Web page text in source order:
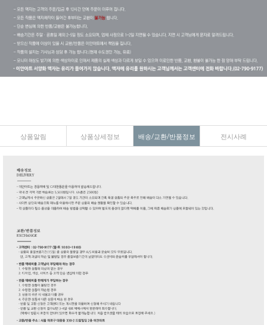
상품알림 상품상세정보 배송/교환/반품정보 전시사례